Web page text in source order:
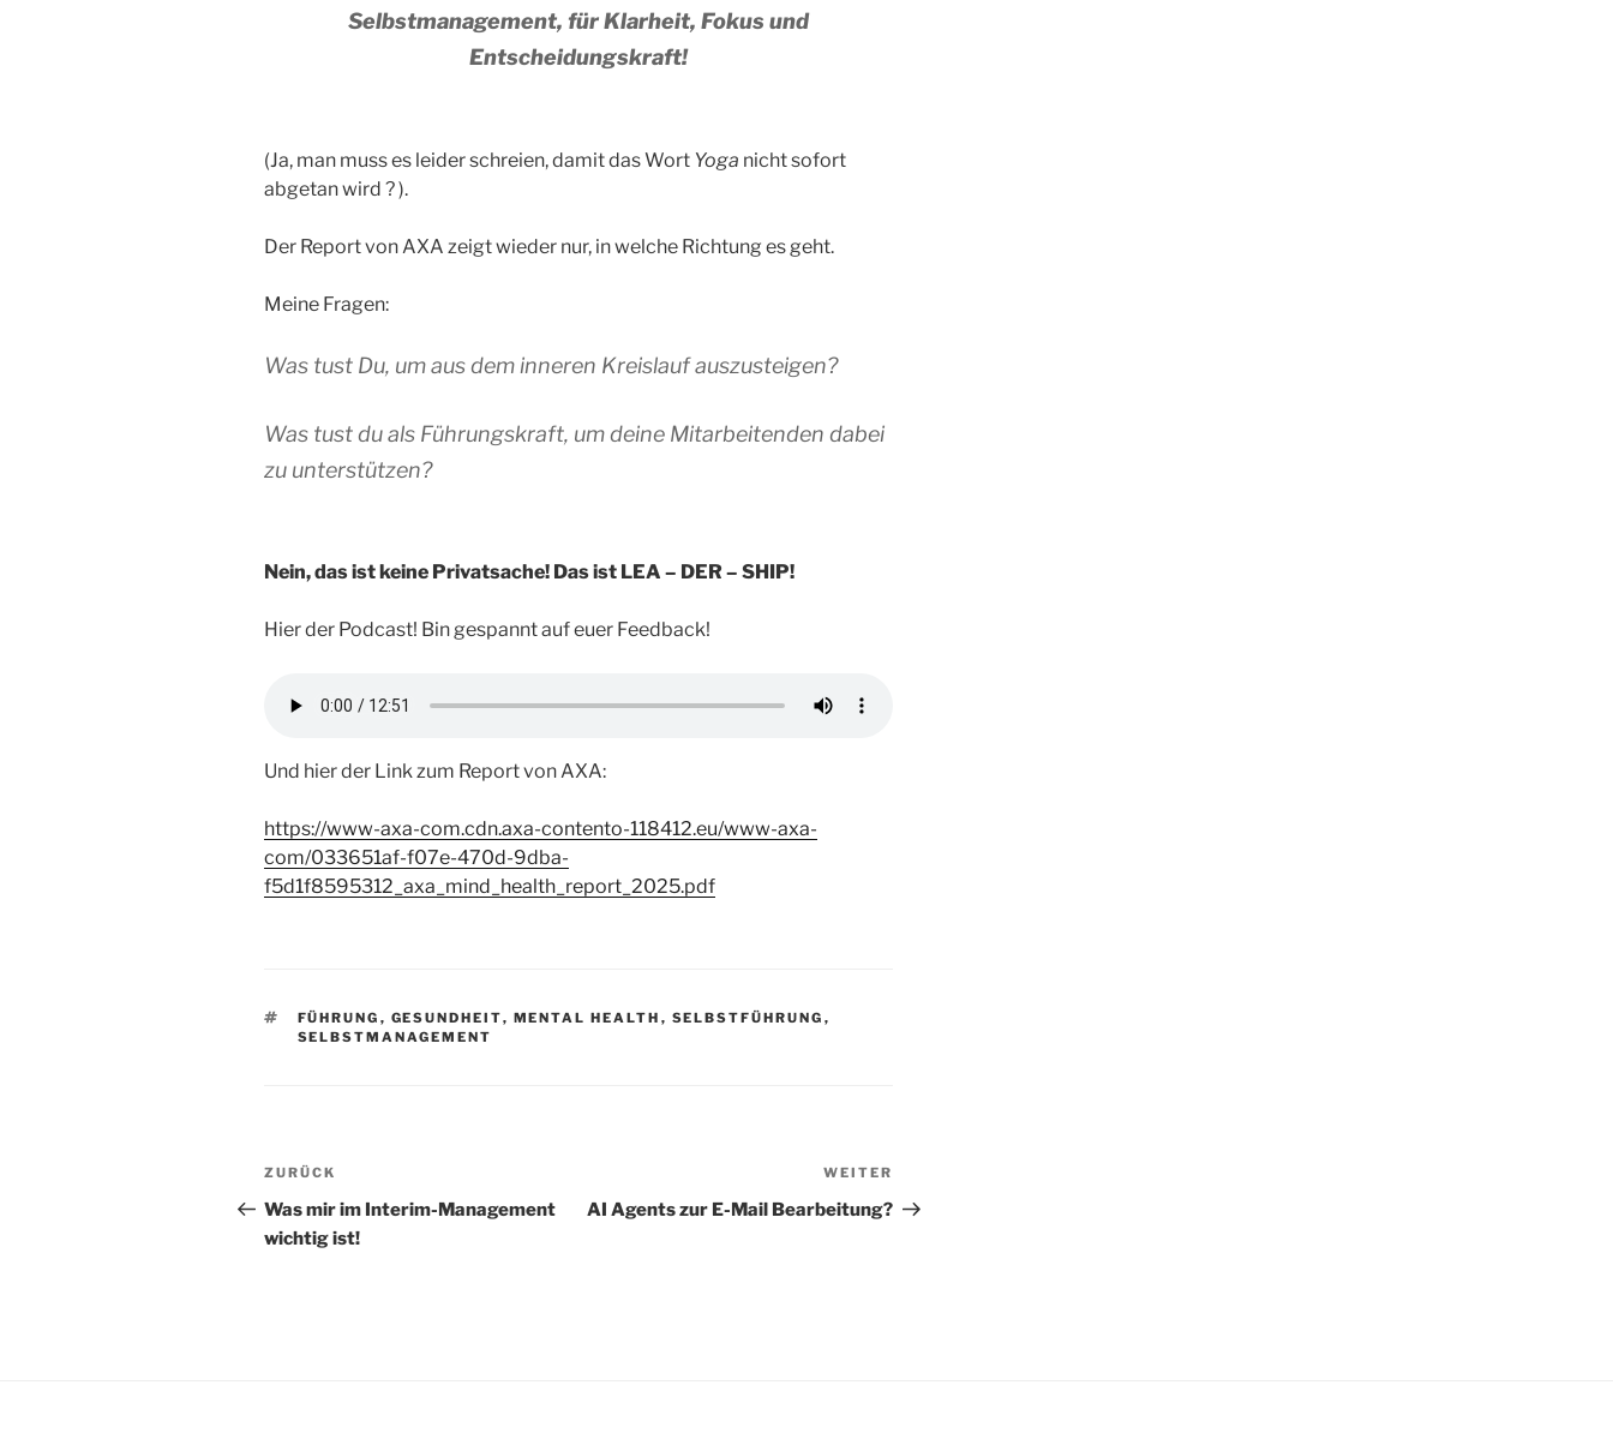
Selbstmanagement, für Klarheit, Fokus und
Entscheidungskraft!
(Ja, man muss es leider schreien, damit das Wort Yoga nicht sofort
abgetan wird ? ).
Der Report von AXA zeigt wieder nur, in welche Richtung es geht.
Meine Fragen:
Was tust Du, um aus dem inneren Kreislauf auszusteigen?
Was tust du als Führungskraft, um deine Mitarbeitenden dabei
zu unterstützen?
Nein, das ist keine Privatsache! Das ist LEA – DER – SHIP!
Hier der Podcast! Bin gespannt auf euer Feedback!
Und hier der Link zum Report von AXA:
https://www-axa-com.cdn.axa-contento-118412.eu/www-axa-
com/033651af-f07e-470d-9dba-
f5d1f8595312_axa_mind_health_report_2025.pdf
SCHLAGWÖRTER
FÜHRUNG , GESUNDHEIT, MENTAL HEALTH , SELBSTFÜHRUNG ,
SELBSTMANAGEMENT
Beitragsnavigation
Vorheriger
Beitrag
ZURÜCK
Was mir im Interim-Management
wichtig ist!
Beitrag
WEITER
AI Agents zur E-Mail Bearbeitung?